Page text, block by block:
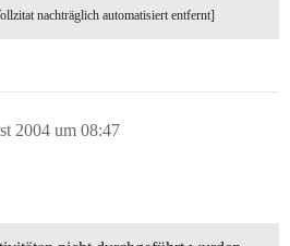
nachträglich automatisiert entfernt]
2004 um 08:47